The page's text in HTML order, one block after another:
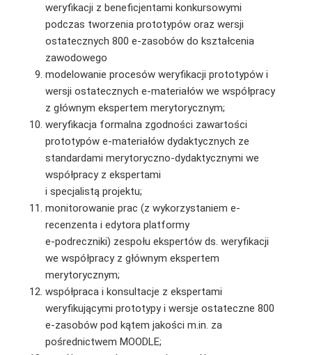
weryfikacji z beneficjentami konkursowymi
podczas tworzenia prototypów oraz wersji
ostatecznych 800 e-zasobów do kształcenia
zawodowego
modelowanie procesów weryfikacji prototypów i
wersji ostatecznych e-materiałów we współpracy
z głównym ekspertem merytorycznym;
weryfikacja formalna zgodności zawartości
prototypów e-materiałów dydaktycznych ze
standardami merytoryczno-dydaktycznymi we
współpracy z ekspertami
i specjalistą projektu;
monitorowanie prac (z wykorzystaniem e-
recenzenta i edytora platformy
e-podreczniki) zespołu ekspertów ds. weryfikacji
we współpracy z głównym ekspertem
merytorycznym;
współpraca i konsultacje z ekspertami
weryfikującymi prototypy i wersje ostateczne 800
e-zasobów pod kątem jakości m.in. za
pośrednictwem MOODLE;